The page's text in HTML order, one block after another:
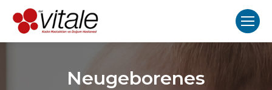
Neugeborenes